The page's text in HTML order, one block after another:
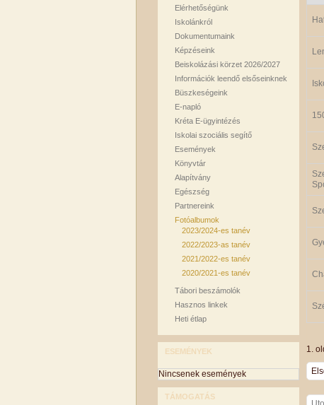
Elérhetőségünk
Iskolánkról
Dokumentumaink
Képzéseink
Beiskolázási körzet 2026/2027
Információk leendő elsőseinknek
Büszkeségeink
E-napló
Kréta E-ügyintézés
Iskolai szociális segítő
Események
Könyvtár
Alapítvány
Egészség
Partnereink
Fotóalbumok
2023/2024-es tanév
2022/2023-as tanév
2021/2022-es tanév
2020/2021-es tanév
Tábori beszámolók
Hasznos linkek
Heti étlap
ESEMÉNYEK
Nincsenek események
TÁMOGATÁS
1.